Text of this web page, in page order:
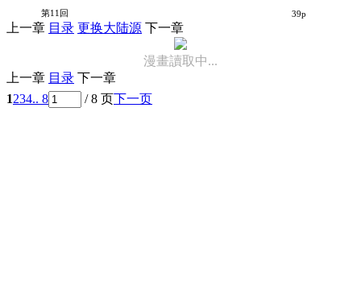
第11回 39p
上一章 目录 更换大陆源 下一章
漫畫讀取中...
上一章 目录 下一章
1234.. 8 / 8 页下一页